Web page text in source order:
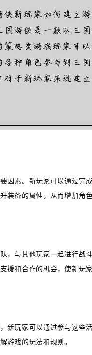
因素。新玩家可以通过完
装备的属性，从而增加角色
，与其他玩家一起进行战
援和合作的机会，使新玩
新玩家可以通过参与这些
游戏的玩法和规则。